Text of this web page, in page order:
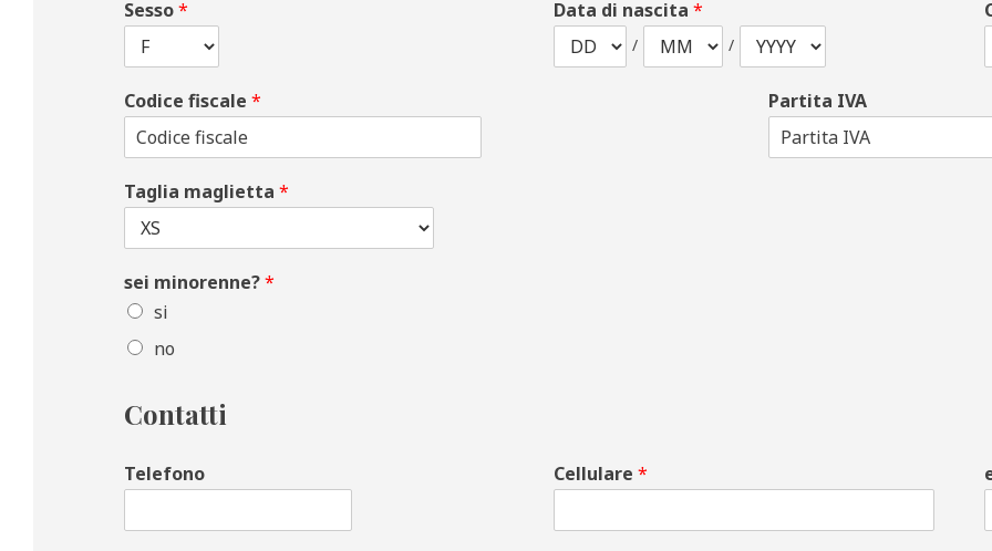
Sesso* Data di nascita*
/ /
Codice fiscale * Partita IVA
Taglia maglietta *
sei minorenne?*
si
no
Contatti
Telefono Cellulare*